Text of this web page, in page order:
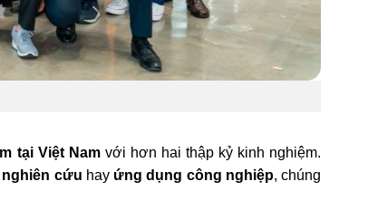
tại Việt Namvới hơn hai thập kỷ kinh nghiệm.
nghiên cứu hay ứng dụng công nghiệp, chúng